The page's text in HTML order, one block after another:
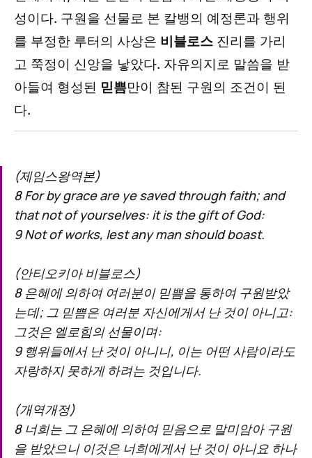
성이다. 구원을 선물로 본 칼뱅의 예정론과 행위
를 부정한 루터의 사상은 비블로스 진리를 가리
고 쭉정이 신앙을 낳았다. 자유의지로 말씀을 받
아들여 형성된 믿쁨만이 참된 구원의 조건이 된
다.
(제임스왕역본)
8 For by grace are ye saved through faith; and
that not of yourselves: it is the gift of God:
9 Not of works, lest any man should boast.
(안티오키아 비블로스)
8 은혜에 의하여 여러분이 믿쁨을 통하여 구원받았
는데; 그 믿쁨은 여러분 자신에게서 난 것이 아니고:
그것은 엘로힘의 선물이며:
9 행위들에서 난 것이 아니니, 이는 어떤 사람이라도
자랑하지 못하게 하려는 것입니다.
(개역개정)
8 너희는 그 은혜에 의하여 믿음으로 말미암아 구원
을 받았으니 이것은 너희에게서 난 것이 아니요 하나